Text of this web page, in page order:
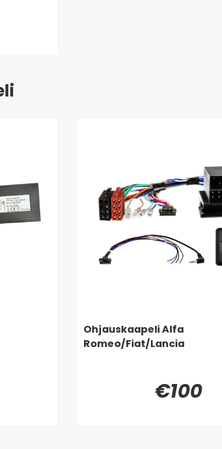
Ohjauskaapeli Alfa
Romeo/Fiat/Lancia
€100